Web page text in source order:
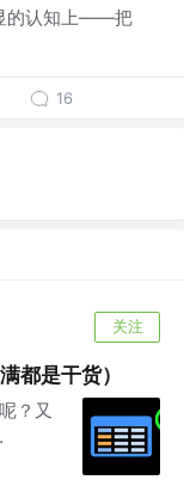
的认知上——把
16
关注
都是干货）
？又